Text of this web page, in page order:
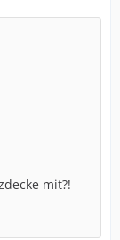
mit?!